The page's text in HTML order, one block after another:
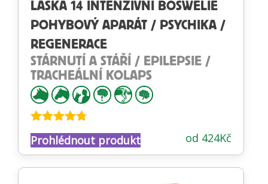
LÁSKA 14 INTENZIVNÍ BOSWELIE
POHYBOVÝ APARÁT / PSYCHIKA /
REGENERACE
STÁRNUTÍ A STÁŘÍ / EPILEPSIE /
TRACHEÁLNÍ KOLAPS
Hodnocení
4.68z 5 od 424Kč
Prohlédnout produkt